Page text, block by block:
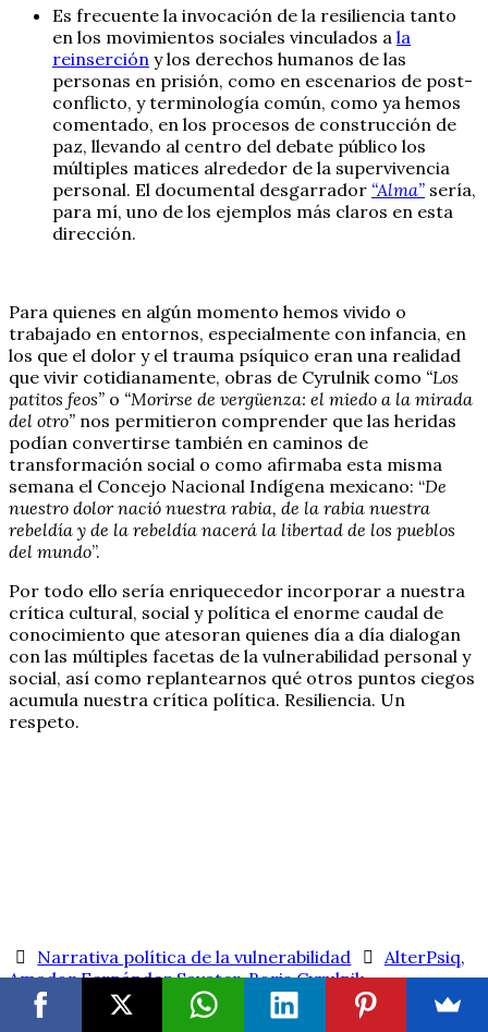
Es frecuente la invocación de la resiliencia tanto
en los movimientos sociales vinculados a la
reinserción y los derechos humanos de las
personas en prisión, como en escenarios de post-
conflicto, y terminología común, como ya hemos
comentado, en los procesos de construcción de
paz, llevando al centro del debate público los
múltiples matices alrededor de la supervivencia
personal. El documental desgarrador “Alma” sería,
para mí, uno de los ejemplos más claros en esta
dirección.
Para quienes en algún momento hemos vivido o
trabajado en entornos, especialmente con infancia, en
los que el dolor y el trauma psíquico eran una realidad
que vivir cotidianamente, obras de Cyrulnik como “Los
patitos feos” o “Morirse de vergüenza: el miedo a la mirada
del otro” nos permitieron comprender que las heridas
podían convertirse también en caminos de
transformación social o como afirmaba esta misma
semana el Concejo Nacional Indígena mexicano: “De
nuestro dolor nació nuestra rabia, de la rabia nuestra
rebeldía y de la rebeldía nacerá la libertad de los pueblos
del mundo”.
Por todo ello sería enriquecedor incorporar a nuestra
crítica cultural, social y política el enorme caudal de
conocimiento que atesoran quienes día a día dialogan
con las múltiples facetas de la vulnerabilidad personal y
social, así como replantearnos qué otros puntos ciegos
acumula nuestra crítica política. Resiliencia. Un
respeto.
Narrativa política de la vulnerabilidad AlterPsiq,
Amador Fernández Savater,Boris Cyrulnik,
construcción de paz
dolor estefanía rodero
estefanía
rodero sanz
Juan Gutiérrez marea naranja